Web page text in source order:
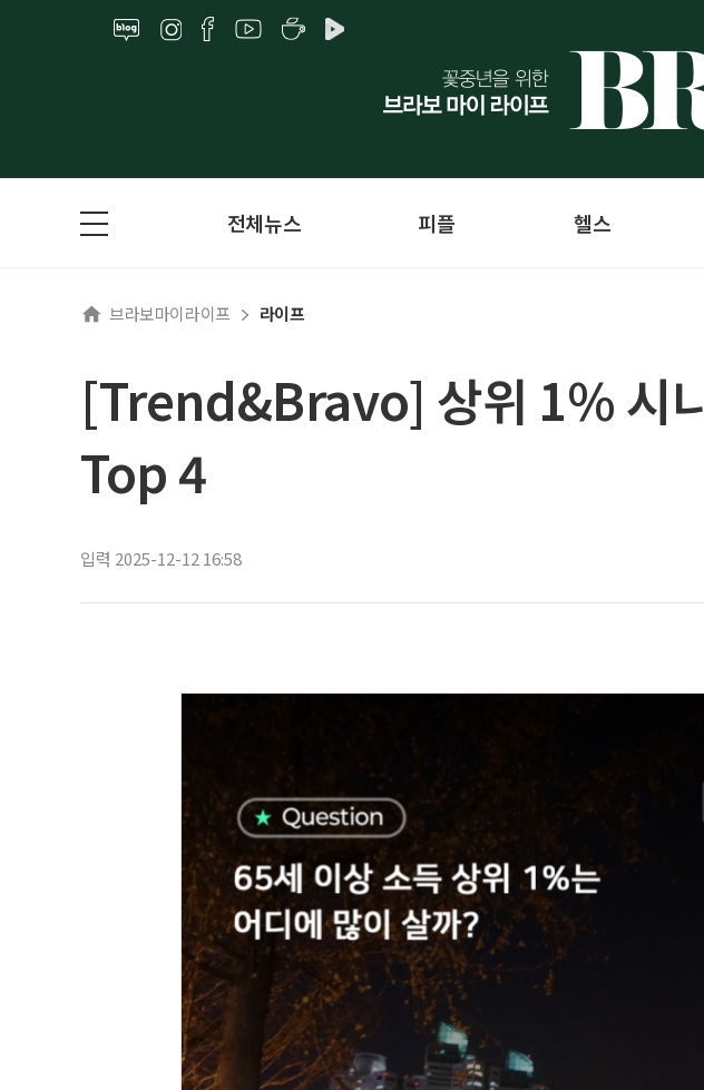
전체뉴스 피플 헬스
브라보마이라이프 라이프
[Trend&Bravo] 상위 1% 시
Top 4
입력 2025-12-12 16:58